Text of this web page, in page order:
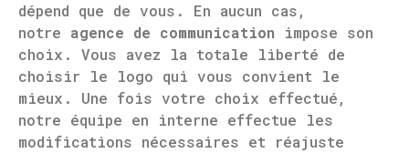
dépend que de vous. En aucun cas,
notre agence de communication impose son
choix. Vous avez la totale liberté de
choisir le logo qui vous convient le
mieux. Une fois votre choix effectué,
notre équipe en interne effectue les
modifications nécessaires et réajuste